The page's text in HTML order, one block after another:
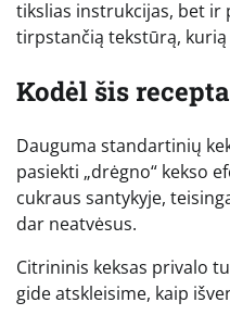
tikslias instrukcijas, bet
tirpstančią tekstūrą,
Kodėl šis
Dauguma standartinių
pasiekti „drėgno“ kekso
cukraus santykyje,
dar neatvėsus.
Citrininis keksas privalo
gide atskleisime, kaip